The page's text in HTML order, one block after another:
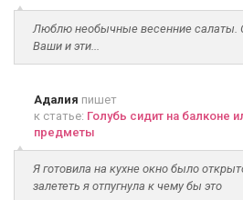
Люблю необычные весенние салаты.
Ваши и эти...
Адалия пишет
к статье: Голубь сидит на балконе
предметы
Я готовила на кухне окно было
залететь я отпугнула к чему бы это